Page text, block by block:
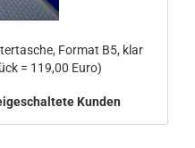
Format B5, klar
= 119,00 Euro)
Kunden